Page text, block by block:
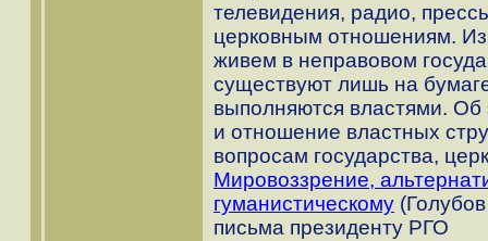
телевидения, радио,
церковным отношениям.
живем в неправовом
существуют лишь на
выполняются властями. Об
и отношение властных
вопросам государства,
Мировоззрение,
гуманистическому
письма президенту РГО